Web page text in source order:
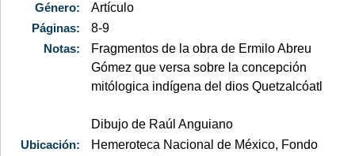
Género:
Artículo
Páginas:
8-9
Notas:
Fragmentos de la obra de Ermilo Abreu
Gómez que versa sobre la concepción
mitólogica indígena del dios Quetzalcóatl
Dibujo de Raúl Anguiano
Ubicación:
Hemeroteca Nacional de México, Fondo